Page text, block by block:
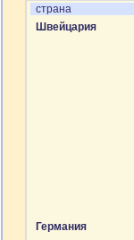
страна
Швейцария
Германия